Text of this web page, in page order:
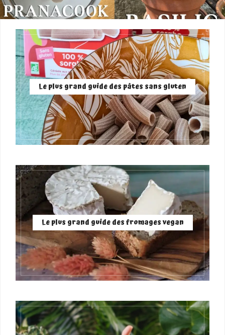
Le plus grand guide des pâtes sans gluten
Le plus grand guide des fromages vegan